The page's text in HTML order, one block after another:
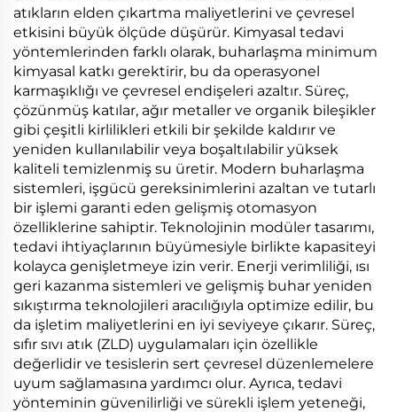
atıkların elden çıkartma maliyetlerini ve çevresel
etkisini büyük ölçüde düşürür. Kimyasal tedavi
yöntemlerinden farklı olarak, buharlaşma minimum
kimyasal katkı gerektirir, bu da operasyonel
karmaşıklığı ve çevresel endişeleri azaltır. Süreç,
çözünmüş katılar, ağır metaller ve organik bileşikler
gibi çeşitli kirlilikleri etkili bir şekilde kaldırır ve
yeniden kullanılabilir veya boşaltılabilir yüksek
kaliteli temizlenmiş su üretir. Modern buharlaşma
sistemleri, işgücü gereksinimlerini azaltan ve tutarlı
bir işlemi garanti eden gelişmiş otomasyon
özelliklerine sahiptir. Teknolojinin modüler tasarımı,
tedavi ihtiyaçlarının büyümesiyle birlikte kapasiteyi
kolayca genişletmeye izin verir. Enerji verimliliği, ısı
geri kazanma sistemleri ve gelişmiş buhar yeniden
sıkıştırma teknolojileri aracılığıyla optimize edilir, bu
da işletim maliyetlerini en iyi seviyeye çıkarır. Süreç,
sıfır sıvı atık (ZLD) uygulamaları için özellikle
değerlidir ve tesislerin sert çevresel düzenlemelere
uyum sağlamasına yardımcı olur. Ayrıca, tedavi
yönteminin güvenilirliği ve sürekli işlem yeteneği,